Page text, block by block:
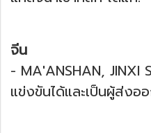
จีน
- MA'ANSHAN, JINXI
แข่งขันได้และเป็นผู้ส่ง